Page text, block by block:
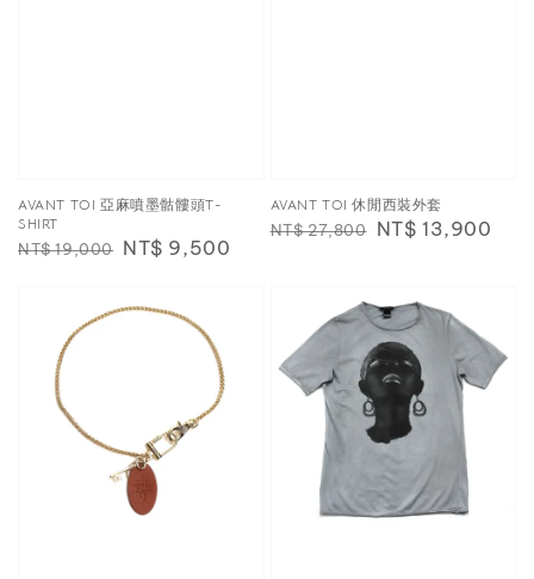
AVANT TOI 亞麻噴墨骷髏頭T-
SHIRT
Regular
NT$ 19,000 Sale
NT$ 9,500
AVANT TOI 休閒西裝外套
Regular
NT$ 27,800 Sale
NT$ 13,900